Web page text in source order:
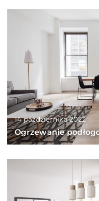
14 października 2022
Ogrzewanie